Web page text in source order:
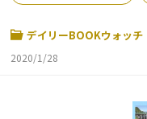
デイリーBOOKウォッチ
2020/1/28